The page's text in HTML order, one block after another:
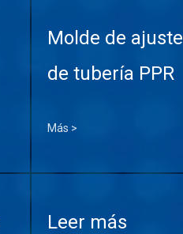
Molde de ajuste
de tubería PPR
Más >
Leer más